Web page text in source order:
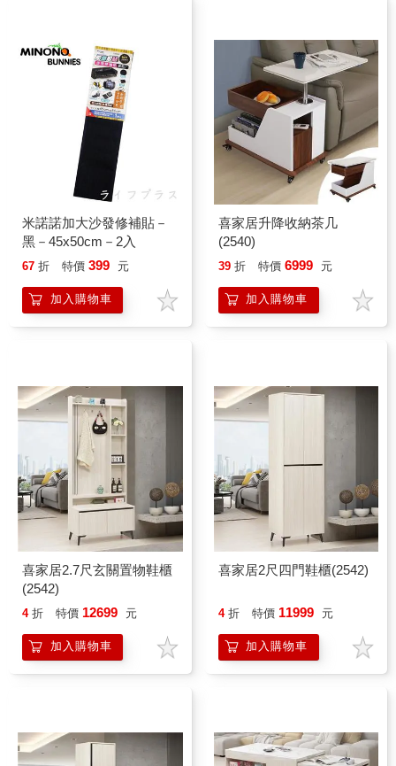
米諾諾加大沙發修補貼－
黑－45x50cm－2入
67 折 特價 399 元
加入購物車
喜家居升降收納茶几
(2540)
39 折 特價 6999 元
加入購物車
喜家居2.7尺玄關置物鞋櫃
(2542)
4 折 特價 12699 元
加入購物車
喜家居2尺四門鞋櫃(2542)
4 折 特價 11999 元
加入購物車